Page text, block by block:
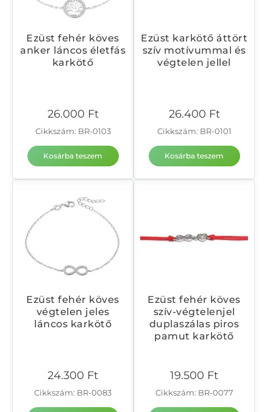
Ezüst fehér köves
anker láncos életfás
karkötő
26.000 Ft
Cikkszám: BR-0103
Kosárba teszem
Ezüst karkötő áttört
szív motívummal és
végtelen jellel
26.400 Ft
Cikkszám: BR-0101
Kosárba teszem
Ezüst fehér köves
végtelen jeles
láncos karkötő
24.300 Ft
Cikkszám: BR-0083
Ezüst fehér köves
szív-végtelenjel
duplaszálas piros
pamut karkötő
19.500 Ft
Cikkszám: BR-0077